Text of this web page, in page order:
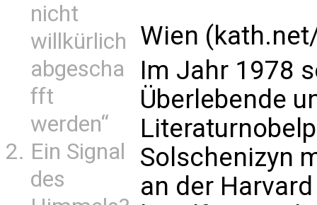
nicht
willkürlich
abgescha
fft
werden“
Ein Signal
des
Wien
Im Jahr 1978
Überlebende
Solschenizyn
an der